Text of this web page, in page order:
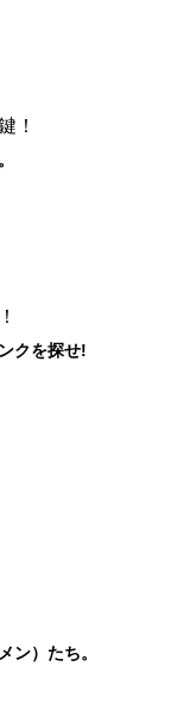
！
クを探せ!
ン）たち。